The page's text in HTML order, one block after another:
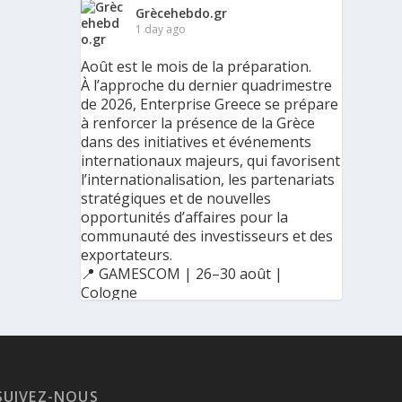
Grècehebdo.gr
1 day ago
Août est le mois de la préparation.
À l’approche du dernier quadrimestre
de 2026, Enterprise Greece se prépare
à renforcer la présence de la Grèce
dans des initiatives et événements
internationaux majeurs, qui favorisent
l’internationalisation, les partenariats
stratégiques et de nouvelles
opportunités d’affaires pour la
communauté des investisseurs et des
exportateurs.
📍 GAMESCOM | 26–30 août |
Cologne
NOUS